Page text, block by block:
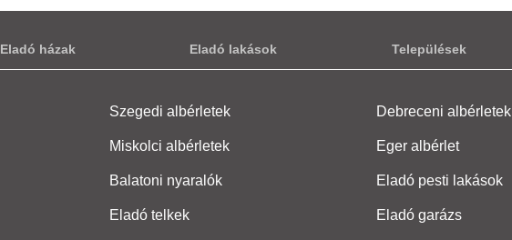
Eladó házak Eladó lakások Települések
Szegedi albérletek Debreceni albérletek
Miskolci albérletek Eger albérlet
Balatoni nyaralók Eladó pesti lakások
Eladó telkek Eladó garázs